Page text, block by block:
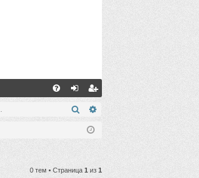
С
хо ег
ис
Поиск
0 тем • Страница 1 из 1